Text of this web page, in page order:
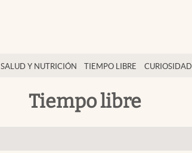
SALUD Y NUTRICIÓN TIEMPO LIBRE
Tiempo libre